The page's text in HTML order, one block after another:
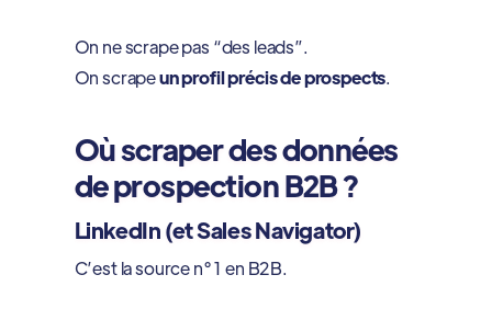
On ne scrape pas “des leads”.
On scrapeun profil précis de prospects.
Où scraper des données
de prospection B2B ?
LinkedIn (et Sales Navigator)
C’est la source n° 1 en B2B.